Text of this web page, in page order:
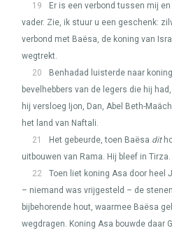
19
Er is een verbond tussen mij
vader. Zie, ik stuur u een geschenk:
verbond met Baësa, de koning van
wegtrekt.
20
Benhadad luisterde naar
bevelhebbers van de legers die hij
hij versloeg Ijon, Dan, Abel Beth-
het land van Naftali.
21
Het gebeurde, toen Baësa dit
uitbouwen van Rama. Hij bleef in Tirza.
22
Toen liet koning Asa door heel
– niemand was vrijgesteld – de
bijbehorende hout, waarmee Baësa
wegdragen. Koning Asa bouwde daar